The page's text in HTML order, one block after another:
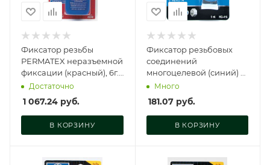
Фиксатор резьбы
PERMATEX неразъемной
фиксации (красный), 6г.*,
19962
Достаточно
1 067.24 руб.
В КОРЗИНУ
Фиксатор резьбовых
соединений
многоцелевой (синий) 6
мл., MG-415
Много
181.07руб.
В КОРЗИНУ